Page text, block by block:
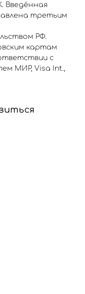
Введённая
третьим
РФ.
картам
с
МИР, Visa Int.,